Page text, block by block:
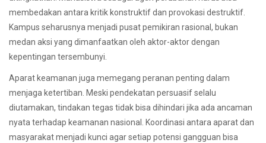
membedakan antara kritik konstruktif dan provokasi destruktif.
Kampus seharusnya menjadi pusat pemikiran rasional, bukan
medan aksi yang dimanfaatkan oleh aktor-aktor dengan
kepentingan tersembunyi.
Aparat keamanan juga memegang peranan penting dalam
menjaga ketertiban. Meski pendekatan persuasif selalu
diutamakan, tindakan tegas tidak bisa dihindari jika ada ancaman
nyata terhadap keamanan nasional. Koordinasi antara aparat dan
masyarakat menjadi kunci agar setiap potensi gangguan bisa